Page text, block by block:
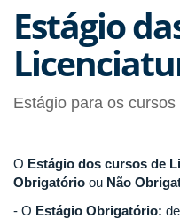
Estágio
Estágio para os
O Estágio dos cursos de
Obrigatório ou Não O
- O Estágio Obrigatório: